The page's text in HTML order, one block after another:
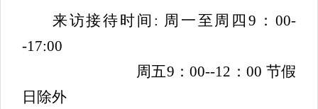
来访接待时间: 周一至周四9：00-
-17:00
周五9：00--12：00 节假
日除外